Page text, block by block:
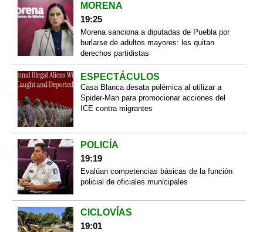
MORENA
19:25
Morena sanciona a diputadas de Puebla por
burlarse de adultos mayores: les quitan
derechos partidistas
ESPECTÁCULOS
Casa Blanca desata polémica al utilizar a
Spider-Man para promocionar acciones del
ICE contra migrantes
POLICÍA
19:19
Evalúan competencias básicas de la función
policial de oficiales municipales
CICLOVÍAS
19:01